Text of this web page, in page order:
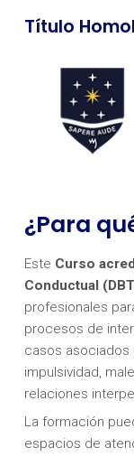
Título
¿Para
Este Curso
Conductual
profesionales
procesos de
casos asociados
impulsividad,
relaciones
La formación
espacios de